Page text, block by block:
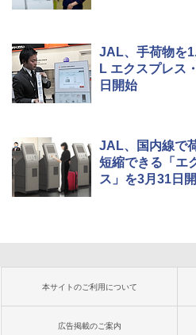
JAL、手荷物を
L エクスプレス
日開始
JAL、国内線で
短縮できる「エ
ス」を3月31日
本サイトのご利用について
広告掲載のご案内